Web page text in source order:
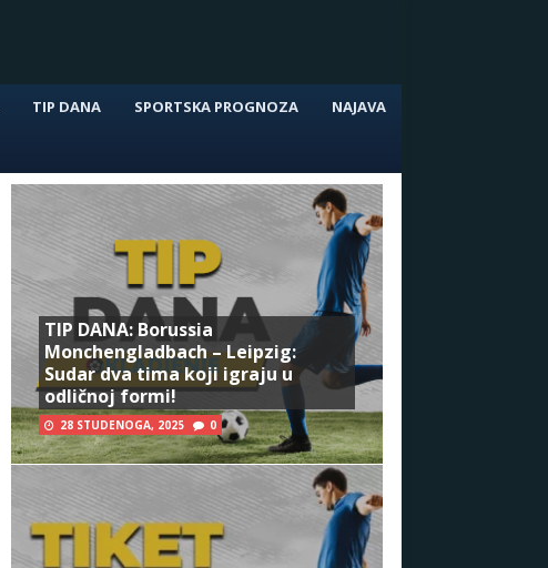
TIP DANA SPORTSKA PROGNOZA NAJAVA
TIP DANA: Borussia
Monchengladbach – Leipzig:
Sudar dva tima koji igraju u
odličnoj formi!
28 STUDENOGA, 2025 0